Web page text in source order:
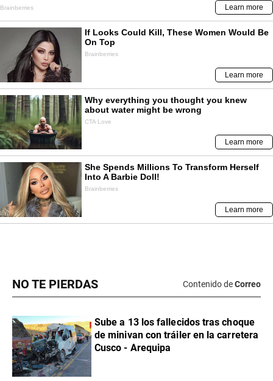
NO TE PIERDAS Contenido deCorreo
Sube a 13 los fallecidos tras choque
de minivan con tráiler en la carretera
Cusco - Arequipa